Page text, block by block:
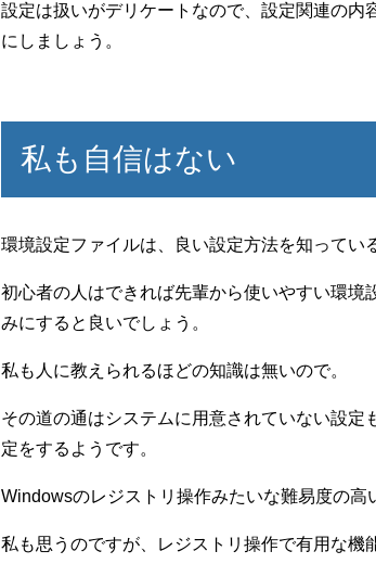
設定は扱いがデリケートなので、設定関連の内
にしましょう。
私も自信はない
環境設定ファイルは、良い設定方法を知ってい
初心者の人はできれば先輩から使いやすい環
みにすると良いでしょう。
私も人に教えられるほどの知識は無いので。
その道の通はシステムに用意されていない設
定をするようです。
Windowsのレジストリ操作みたいな難易度の高
私も思うのですが、レジストリ操作で有用な機